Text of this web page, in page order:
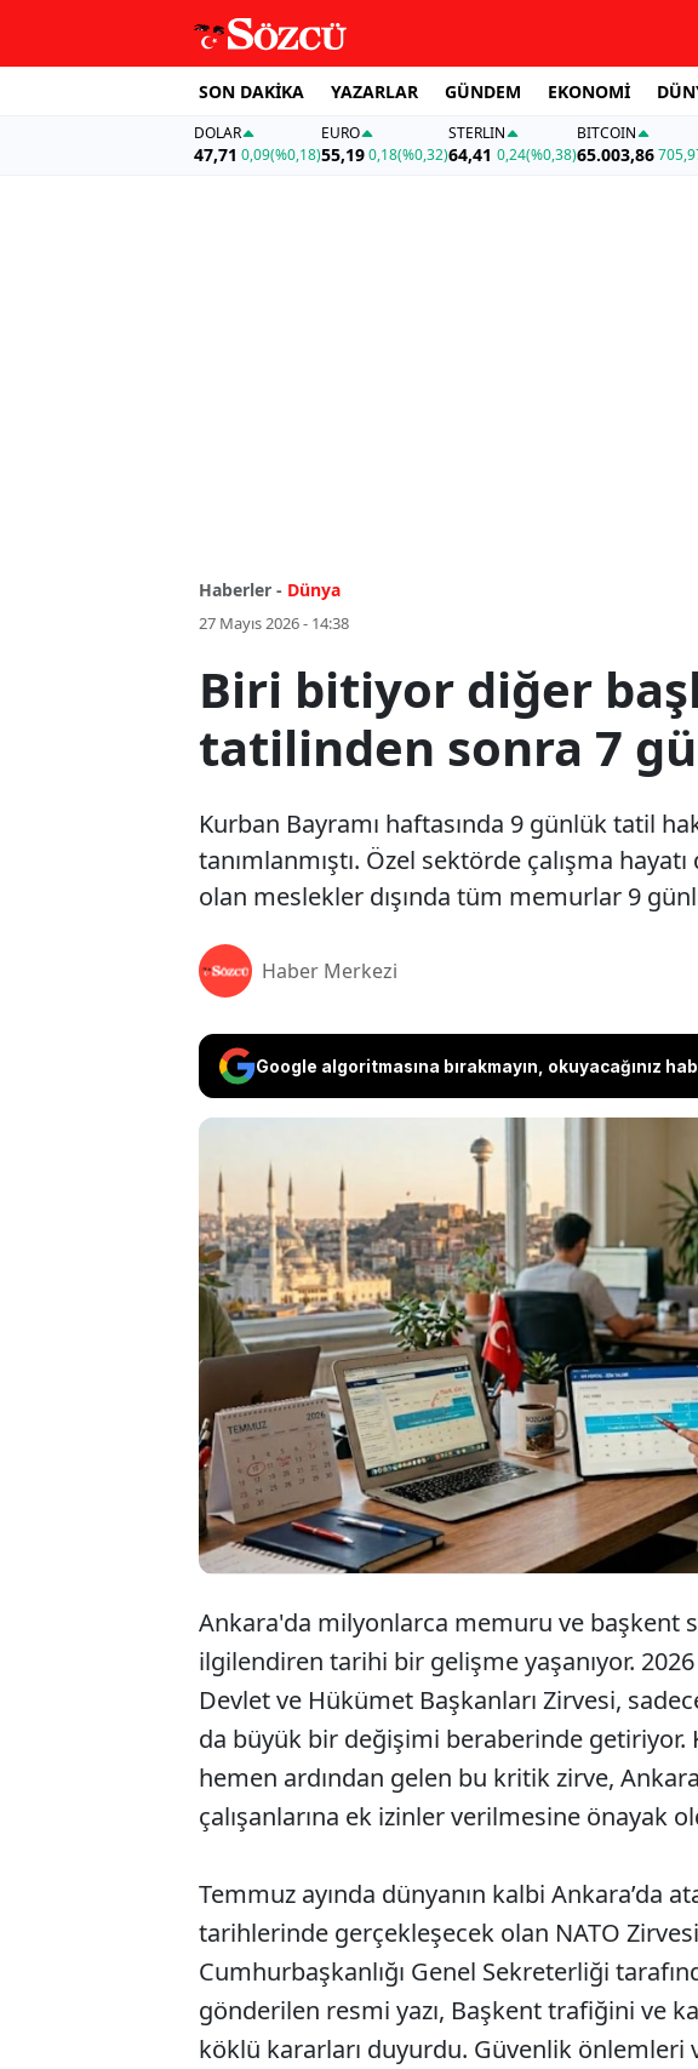
SON DAKİKA YAZARLAR GÜNDEM EKONOMİ
DOLAR
47,71 0,09(%0,18)
EURO
55,19 0,18(%0,32)
STERLIN
64,41 0,24(%0,38)
BITCOIN
65.003,86
Haberler - Dünya
27 Mayıs 2026 - 14:38
Biri bitiyor diğer
tatilinden sonra 7
Kurban Bayramı haftasında 9 günlük tatil
tanımlanmıştı. Özel sektörde çalışma
olan meslekler dışında tüm memurlar 9
Haber Merkezi
Google algoritmasına bırakmayın, okuyacağınız
Kurban Bayramı haftasında 9
bazız özel sektör çalışanları için
hayatı devam etse de ülkemizde
zorunluluğu olan meslekler
çıktı. Bu iznin üzerine şimdi bir de
Ankara'da milyonlarca memuru ve başkent
ilgilendiren tarihi bir gelişme yaşanıyor. 2026
Devlet ve Hükümet Başkanları Zirvesi,
da büyük bir değişimi beraberinde getiriyor.
hemen ardından gelen bu kritik zirve,
çalışanlarına ek izinler verilmesine önayak
Temmuz ayında dünyanın kalbi Ankara’da
tarihlerinde gerçekleşecek olan NATO
Cumhurbaşkanlığı Genel Sekreterliği
gönderilen resmi yazı, Başkent trafiğini ve
köklü kararları duyurdu. Güvenlik